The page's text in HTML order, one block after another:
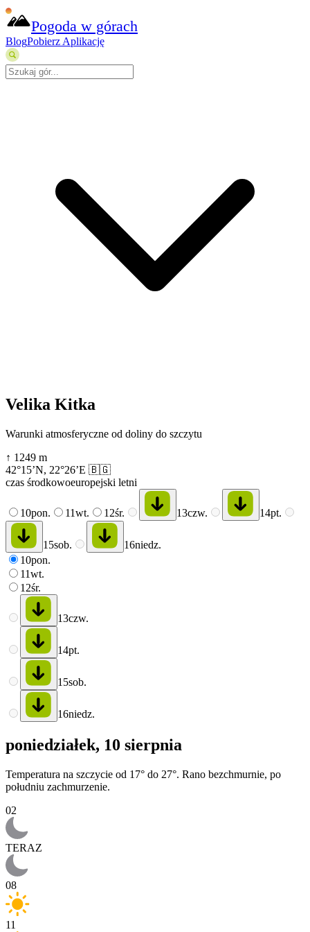
Pogoda w górach
BlogPobierz Aplikację
Velika Kitka
Warunki atmosferyczne od doliny do szczytu
↑ 1249 m
42°15’N, 22°26’E 🇧🇬
czas środkowoeuropejski letni
10pon. 11wt. 12śr. 13czw. 14pt.
15sob. 16niedz.
10pon.
11wt.
12śr.
13czw.
14pt.
15sob.
16niedz.
poniedziałek, 10 sierpnia
Temperatura na szczycie od 17° do 27°. Rano bezchmurnie, po
południu zachmurzenie.
02
TERAZ
08
11